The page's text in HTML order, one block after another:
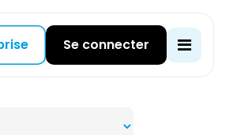
Se connecter